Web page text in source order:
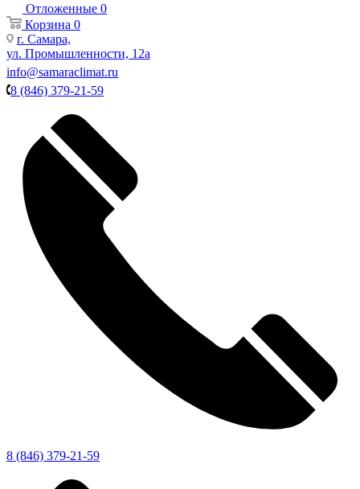
Отложенные 0
Корзина 0
г. Самара,
ул. Промышленности, 12а
info@samaraclimat.ru
8 (846) 379-21-59
8 (846) 379-21-59